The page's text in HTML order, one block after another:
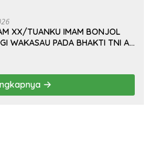
XX/TUANKU IMAM BONJOL
WAKASAU PADA BHAKTI TNI AU